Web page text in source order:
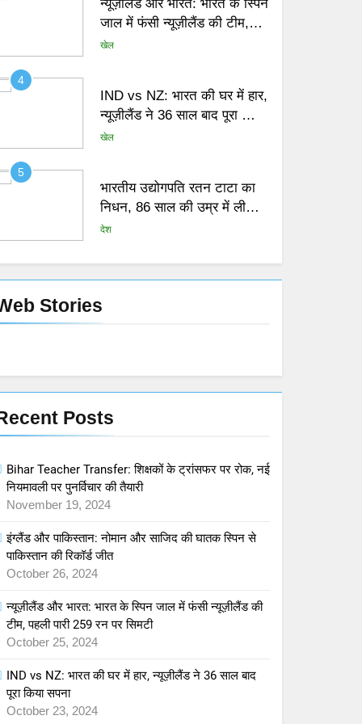
न्यूज़ीलैंड और भारत: भारत के स्पिन
जाल में फंसी न्यूज़ीलैंड की टीम,
पहली पारी 259 रन पर सिमटी
खेल
4
IND vs NZ: भारत की घर में हार,
न्यूज़ीलैंड ने 36 साल बाद पूरा किया
सपना
खेल
5
भारतीय उद्योगपति रतन टाटा का
निधन, 86 साल की उम्र में ली
अंतिम सांस
देश
6
Singham Again: बाजीराव सिंघम
की वापसी और रोहित शेट्टी का
बॉलीवुड
की कहानी में आलिया भट्ट का
शानदार एक्शन अवतार
बॉलीवुड
Gladiator II: रोम की वीरगाथा
की वापसी – नया ट्रेलर रिलीज़
मनोरंजन
1
Bihar Teacher Transfer:
एजुकेशन
2
साजिद की घातक स्पिन से
पाकिस्तान की रिकॉर्ड जीत
Stories
Web story title –
2
Posts
Bihar Teacher Transfer: शिक्षकों के ट्रांसफर पर रोक, नई
नियमावली पर पुनर्विचार की तैयारी
November 19, 2024
इंग्लैंड और पाकिस्तान: नोमान और साजिद की घातक स्पिन से
पाकिस्तान की रिकॉर्ड जीत
October 26, 2024
न्यूज़ीलैंड और भारत: भारत के स्पिन जाल में फंसी न्यूज़ीलैंड की
टीम, पहली पारी 259 रन पर सिमटी
October 25, 2024
IND vs NZ: भारत की घर में हार, न्यूज़ीलैंड ने 36 साल बाद
पूरा किया सपना
October 23, 2024